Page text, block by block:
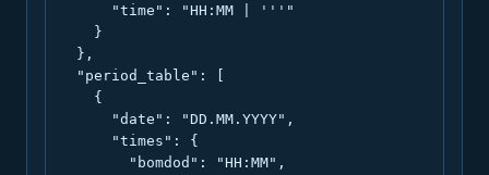
      "time": "HH:MM | '''"
    }
  },
  "period_table": [
    {
      "date": "DD.MM.YYYY",
      "times": {
        "bomdod": "HH:MM",